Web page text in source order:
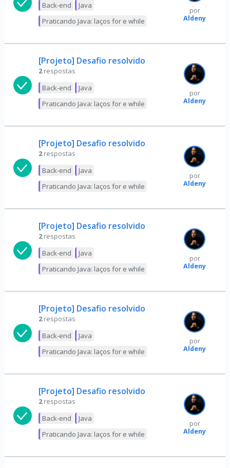
Back-end
Java
Praticando Java: laços for e while
por
Aldeny
[Projeto] Desafio resolvido
2 respostas
Back-end
Java
Praticando Java: laços for e while
por
Aldeny
[Projeto] Desafio resolvido
2 respostas
Back-end
Java
Praticando Java: laços for e while
por
Aldeny
[Projeto] Desafio resolvido
2 respostas
Back-end
Java
Praticando Java: laços for e while
por
Aldeny
[Projeto] Desafio resolvido
2 respostas
Back-end
Java
Praticando Java: laços for e while
por
Aldeny
[Projeto] Desafio resolvido
2 respostas
Back-end
Java
Praticando Java: laços for e while
por
Aldeny